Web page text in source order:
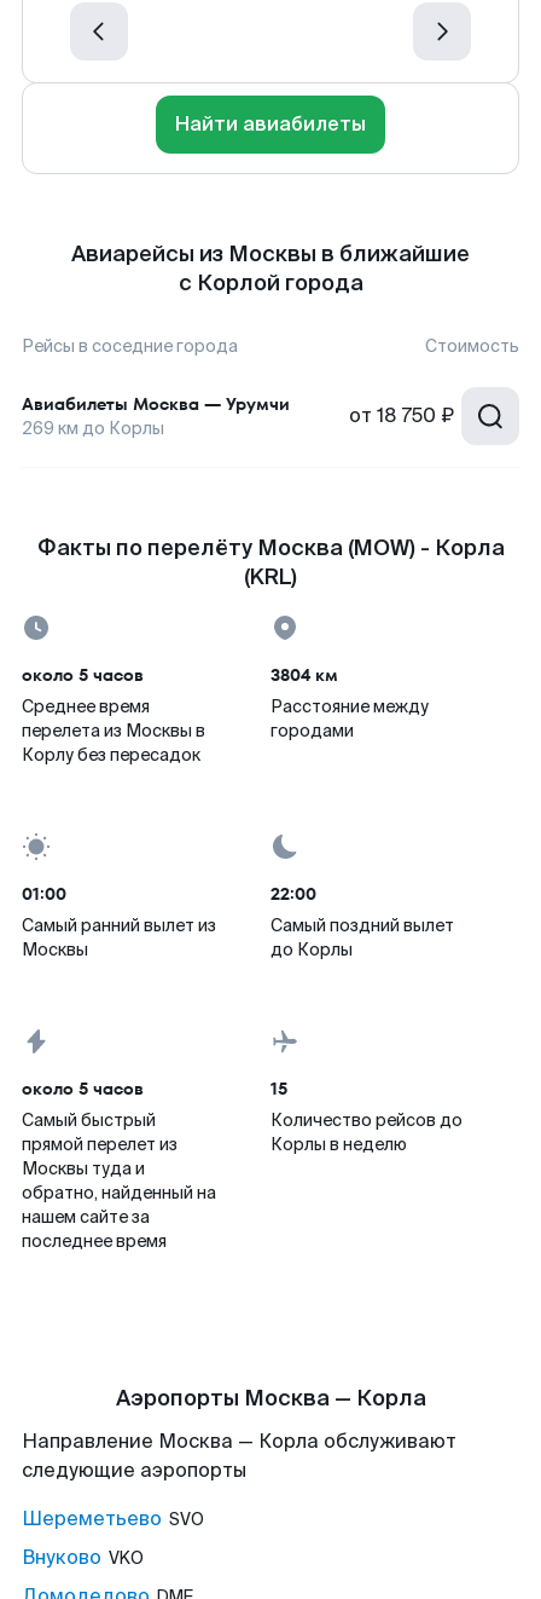
Найти авиабилеты
Авиарейсы из Москвы в ближайшие
с Корлой города
Рейсы в соседние города Стоимость
Авиабилеты Москва — Урумчи
269 км до Корлы от 18 750 ₽
Факты по перелёту Москва (MOW) - Корла
(KRL)
около 5 часов
Среднее время
перелета из Москвы в
Корлу без пересадок
3804 км
Расстояние между
городами
01:00
Самый ранний вылет из
Москвы
22:00
Самый поздний вылет
до Корлы
около 5 часов
Самый быстрый
прямой перелет из
Москвы туда и
обратно, найденный на
нашем сайте за
последнее время
15
Количество рейсов до
Корлы в неделю
Аэропорты Москва — Корла
Направление Москва — Корла обслуживают
следующие аэропорты
Шереметьево SVO
Внуково VKO